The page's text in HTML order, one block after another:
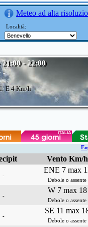
Meteo ad alta
Località:
- 22:00
-
E4 Km/h
Vento Km/h
-
ENE 7 max
Debole o assente
-
W 7 max 18
Debole o assente
-
SE 11 max
Debole o assente